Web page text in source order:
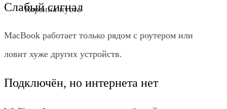
Корзина пуста
Слабый сигнал
MacBook работает только рядом с роутером или
ловит хуже других устройств.
Подключён, но интернета нет